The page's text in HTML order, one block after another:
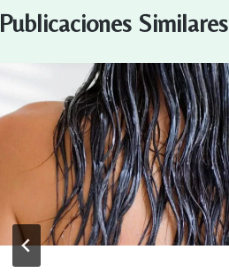
Publicaciones Similares